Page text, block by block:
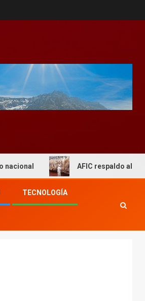
AFIC respaldo al actual esquema
TECNOLOGÍA